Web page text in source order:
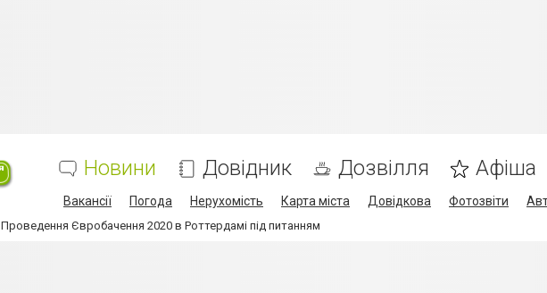
Новини Довідник Дозвілля Афіша
Вакансії Погода Нерухомість Карта міста Довідкова Фотозвіти
Проведення Євробачення 2020 в Роттердамі під питанням